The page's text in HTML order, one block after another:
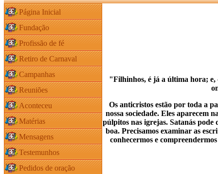
Página Inicial
Fundação
Profissão de fé
Retiro de Carnaval
Campanhas
Reuniões
Aconteceu
Matérias
Mensagens
Testemunhos
Pedidos de oração
"Filhinhos, é já a última hora; e,
Os anticristos estão por toda a
nossa sociedade. Eles aparecem
púlpitos nas igrejas. Satanás pode
boa. Precisamos examinar as
conhecermos e